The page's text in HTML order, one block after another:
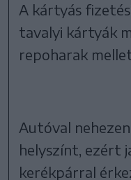
A kártyás
tavalyi kártyák
repoharak
Autóval
helyszínt, ezért
kerékpárral